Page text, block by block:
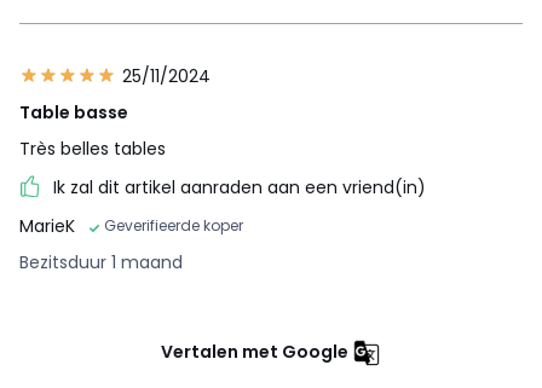
25/11/2024
Table basse
Très belles tables
Ik zal dit artikel aanraden aan een vriend(in)
MarieK
Geverifieerde koper
Bezitsduur 1 maand
Vertalen met Google